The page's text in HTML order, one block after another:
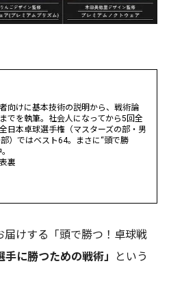
向けに基本技術の説明から、戦術論
でを執筆。社会人になってから5回全
日本卓球選手権（マスターズの部・男
）ではベスト64。まさに“頭で勝
裏
届けする「頭で勝つ！卓球戦
手に勝つための戦術」
という